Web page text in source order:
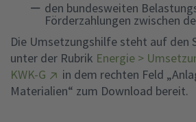
den bundesweiten
Förderzahlungen zwischen
Die Umsetzungshilfe steht auf den
unter der Rubrik Energie >
KWK-G
in dem rechten Feld
Materialien“ zum Download bereit.